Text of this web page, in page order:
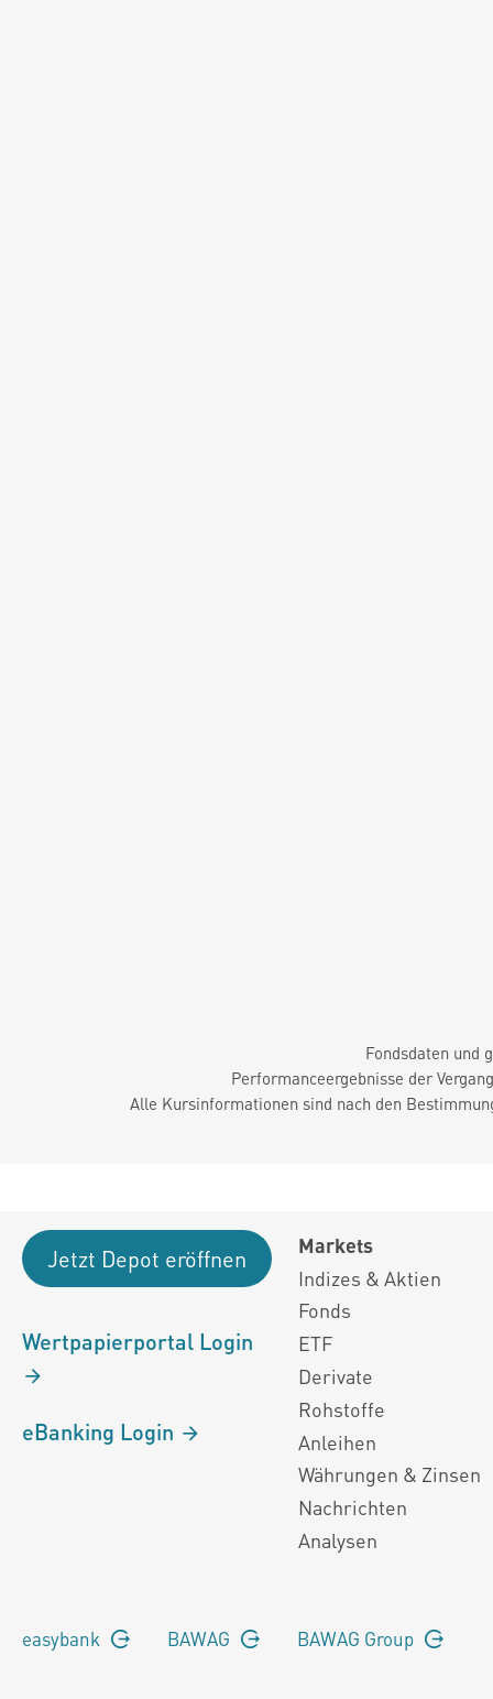
Fondsdaten und
Performanceergebnisse der
Alle Kursinformationen sind nach den
Jetzt Depot eröffnen
Wertpapierportal Login
eBanking Login
Markets
Indizes & Aktien
Fonds
ETF
Derivate
Rohstoffe
Anleihen
Währungen & Zinsen
Nachrichten
Analysen
easybank BAWAG BAWAG Group